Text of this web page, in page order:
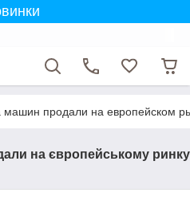
машин продали на европейском
на європейському ринку